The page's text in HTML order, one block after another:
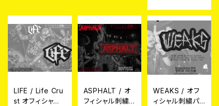
LIFE / Life Cru
st オフィシャル
ASPHALT / オ
フィシャル刺繍
WEAKS / オフ
ィシャル刺繍パッ